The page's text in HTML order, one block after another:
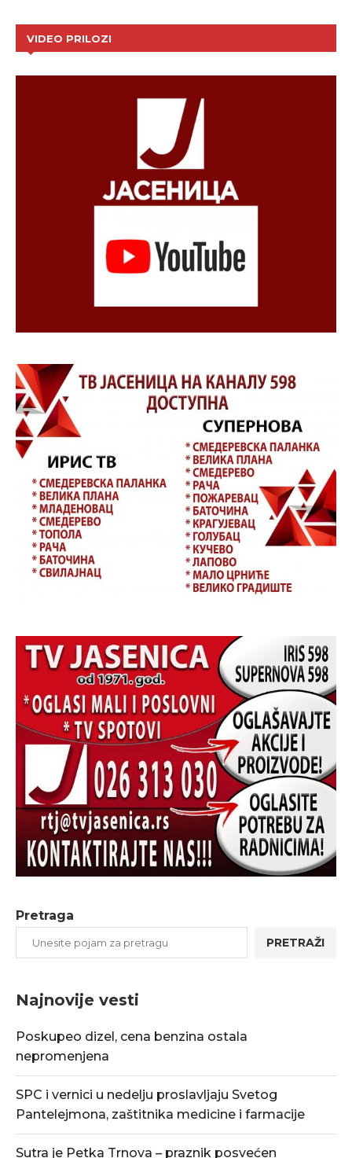
VIDEO PRILOZI
Pretraga
PRETRAŽI
Najnovije vesti
Poskupeo dizel, cena benzina ostala
nepromenjena
SPC i vernici u nedelju proslavljaju Svetog
Pantelejmona, zaštitnika medicine i farmacije
Sutra je Petka Trnova – praznik posvećen